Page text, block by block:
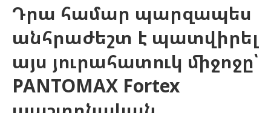
Դրա համար պարզապես
անհրաժեշտ է պատվիրել
այս յուրահատուկ միջոջը՝
PANTOMAX Fortex